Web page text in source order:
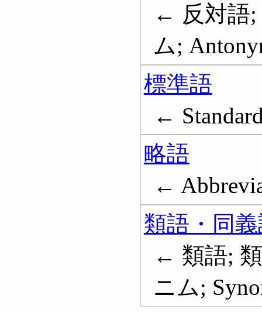
← 反対語;
ム;
標準語
←
略語
←
類語・同
← 類語;
ニム;